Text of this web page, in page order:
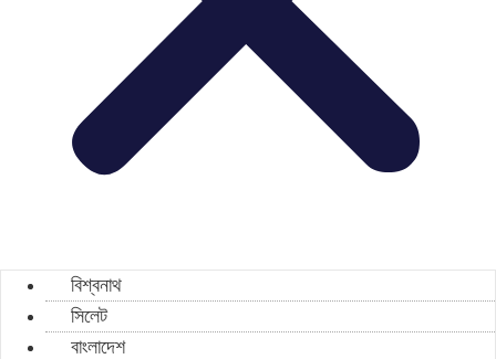
বিশ্বনাথ
সিলেট
বাংলাদেশ